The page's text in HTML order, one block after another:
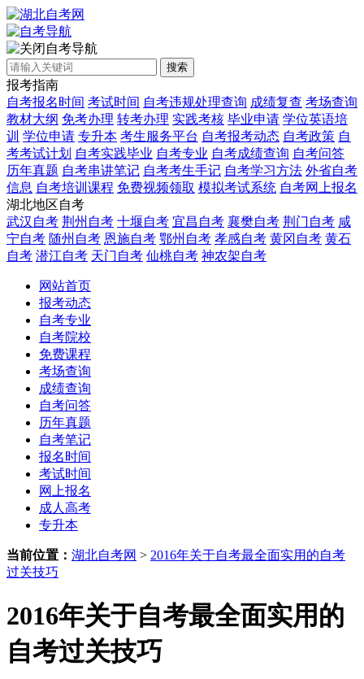
自考导航
搜索
报考指南
自考报名时间 考试时间 自考违规处理查询 成绩复查 考场查询
教材大纲 免考办理 转考办理 实践考核 毕业申请 学位英语培
训 学位申请 专升本 考生服务平台 自考报考动态 自考政策 自
考考试计划 自考实践毕业 自考专业 自考成绩查询 自考问答
历年真题 自考串讲笔记 自考考生手记 自考学习方法 外省自考
信息 自考培训课程 免费视频领取 模拟考试系统 自考网上报名
湖北地区自考
武汉自考 荆州自考 十堰自考 宜昌自考 襄樊自考 荆门自考 咸
宁自考 随州自考 恩施自考 鄂州自考 孝感自考 黄冈自考 黄石
自考 潜江自考 天门自考 仙桃自考 神农架自考
网站首页
报考动态
自考专业
自考院校
免费课程
考场查询
成绩查询
自考问答
历年真题
自考笔记
报名时间
考试时间
网上报名
成人高考
专升本
当前位置： 湖北自考网 > 2016年关于自考最全面实用的自考
过关技巧
2016年关于自考最全面实用的
自考过关技巧